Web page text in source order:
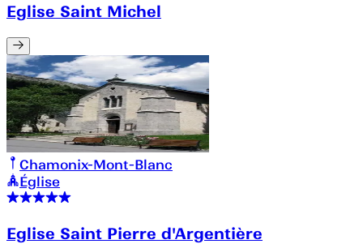
Eglise Saint Michel
Chamonix-Mont-Blanc
Église
Eglise Saint Pierre d'Argentière